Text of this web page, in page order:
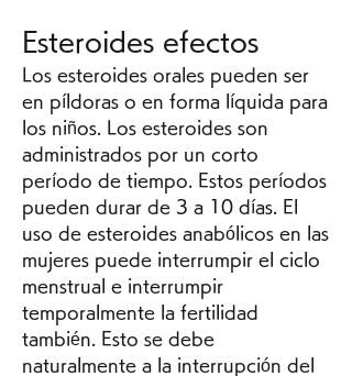
Esteroides efectos
Los esteroides orales pueden ser
en píldoras o en forma líquida para
los niños. Los esteroides son
administrados por un corto
período de tiempo. Estos períodos
pueden durar de 3 a 10 días. El
uso de esteroides anabólicos en las
mujeres puede interrumpir el ciclo
menstrual e interrumpir
temporalmente la fertilidad
también. Esto se debe
naturalmente a la interrupción del